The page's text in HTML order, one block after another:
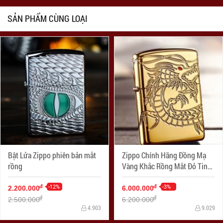
SẢN PHẨM CÙNG LOẠI
Bật Lửa Zippo phiên bản mắt
rồng
2.200.000đ -12%
2.500.000đ
4.903
Zippo Chính Hãng Đồng Mạ
Vàng Khắc Rồng Mắt Đỏ Tinh
Xảo Vỏ Dày Armor
6.000.000đ -3%
6.200.000đ
9.029